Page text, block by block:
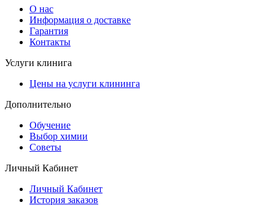
О нас
Информация о доставке
Гарантия
Контакты
Услуги клинига
Цены на услуги клининга
Дополнительно
Обучение
Выбор химии
Советы
Личный Кабинет
Личный Кабинет
История заказов